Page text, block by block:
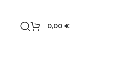
0,00 €